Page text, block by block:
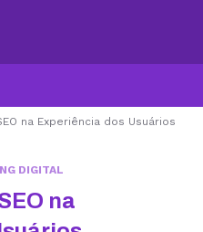
na Experiência dos Usuários
DIGITAL
na